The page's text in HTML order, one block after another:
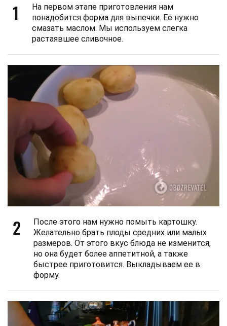
1
На первом этапе приготовления нам
понадобится форма для выпечки. Ее нужно
смазать маслом. Мы используем слегка
растаявшее сливочное.
2
После этого нам нужно помыть картошку.
Желательно брать плоды средних или малых
размеров. От этого вкус блюда не изменится,
но она будет более аппетитной, а также
быстрее приготовится. Выкладываем ее в
форму.